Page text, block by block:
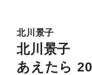
北川景子
北川景⼦
あえたら